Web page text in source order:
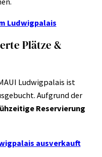
Ludwigpalais
Plätze &
Ludwigpalais ist
Aufgrund der
Reservierung
ausverkauft